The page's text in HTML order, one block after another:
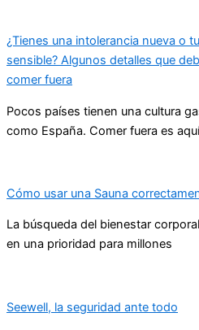
¿Tienes una intolerancia nueva o
sensible? Algunos detalles que
comer fuera
Pocos países tienen una cultura
como España. Comer fuera es
Cómo usar una Sauna
La búsqueda del bienestar
en una prioridad para millones
Seewell, la seguridad ante todo